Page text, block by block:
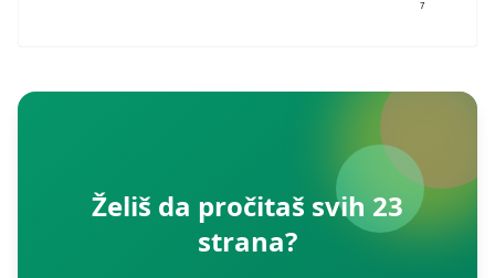
7
Želiš da pročitaš svih 23
strana?